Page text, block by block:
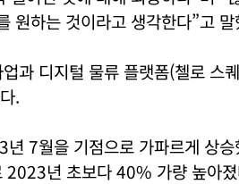
원하는 것이라고 생각한다”고 말
과 디지털 물류 플랫폼(첼로 스
.
7월을 기점으로 가파르게 상
년 초보다 40% 가량 높아